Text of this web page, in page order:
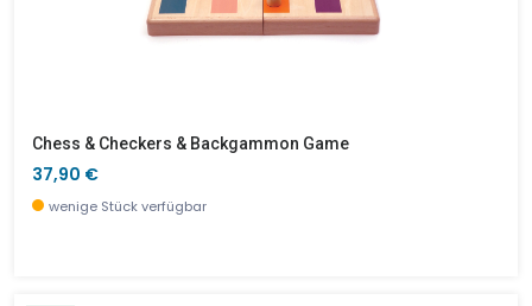
Chess & Checkers & Backgammon Game
37,90 €
wenige Stück verfügbar